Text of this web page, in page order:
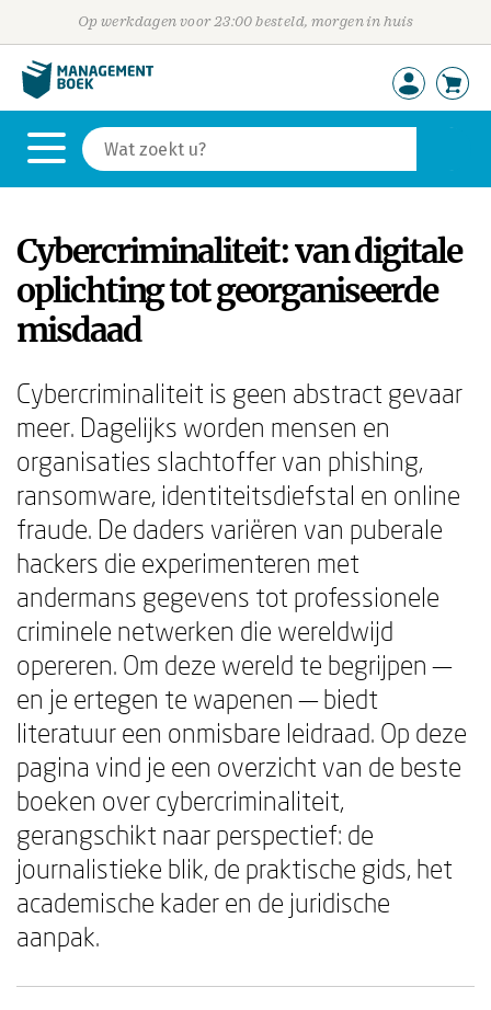
Op werkdagen voor 23:00 besteld, morgen in huis
Cybercriminaliteit: van digitale
oplichting tot georganiseerde
misdaad
Cybercriminaliteit is geen abstract gevaar
meer. Dagelijks worden mensen en
organisaties slachtoffer van phishing,
ransomware, identiteitsdiefstal en online
fraude. De daders variëren van puberale
hackers die experimenteren met
andermans gegevens tot professionele
criminele netwerken die wereldwijd
opereren. Om deze wereld te begrijpen —
en je ertegen te wapenen — biedt
literatuur een onmisbare leidraad. Op deze
pagina vind je een overzicht van de beste
boeken over cybercriminaliteit,
gerangschikt naar perspectief: de
journalistieke blik, de praktische gids, het
academische kader en de juridische
aanpak.